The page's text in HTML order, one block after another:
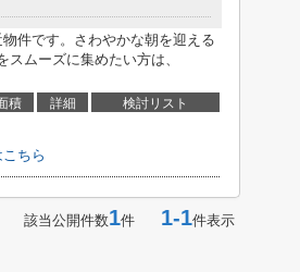
件です。さわやかな朝を迎える
ムーズに集めたい方は、
積 詳細 検討リスト
ちら
該当公開件数1件 1-1件表示